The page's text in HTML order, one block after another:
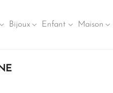
Bijoux Enfant Maison